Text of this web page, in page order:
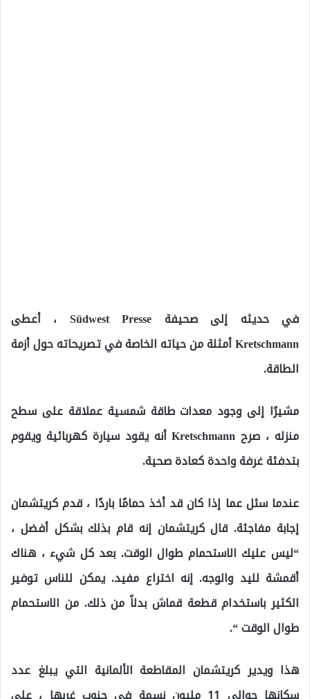
في حديثه إلى صحيفة Südwest Presse ، أعطى
Kretschmann أمثلة من حياته الخاصة في تصريحاته حول أزمة
الطاقة.
مشيرًا إلى وجود معدات طاقة شمسية عملاقة على سطح
منزله ، صرح Kretschmann أنه يقود سيارة كهربائية ويقوم
بتدفئة غرفة واحدة كعادة صحية.
عندما سئل عما إذا كان قد أخذ حمامًا باردًا ، قدم كريتشمان
إجابة مفاجئة. قال كريتشمان إنه قام بذلك بشكل أفضل ،
“ليس عليك الاستحمام طوال الوقت. بعد كل شيء ، هناك
أقمشة لليد والوجه. إنه اختراع مفيد. يمكن للناس توفير
الكثير باستخدام قطعة قماش بدلاً من ذلك. من الاستحمام
طوال الوقت “.
هذا ويدير كريتشمان المقاطعة الألمانية التي يبلغ عدد